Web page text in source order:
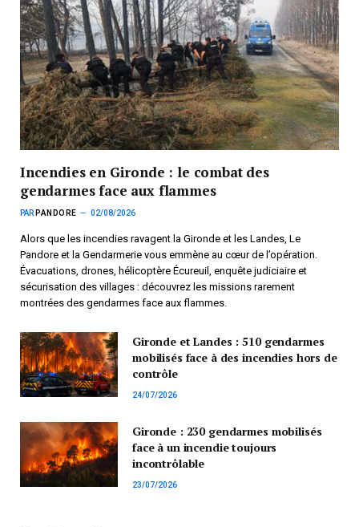
Incendies en Gironde : le combat des
gendarmes face aux flammes
PAR PANDORE 02/08/2026
Alors que les incendies ravagent la Gironde et les Landes, Le
Pandore et la Gendarmerie vous emmène au cœur de l’opération.
Évacuations, drones, hélicoptère Écureuil, enquête judiciaire et
sécurisation des villages : découvrez les missions rarement
montrées des gendarmes face aux flammes.
Gironde et Landes : 510 gendarmes
mobilisés face à des incendies hors de
contrôle
24/07/2026
Gironde : 230 gendarmes mobilisés
face à un incendie toujours
incontrôlable
23/07/2026